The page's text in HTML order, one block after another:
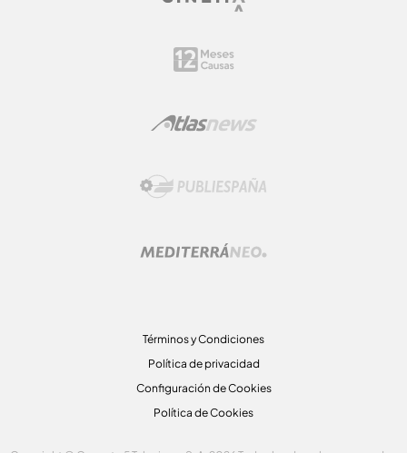
Términos y Condiciones
Política de privacidad
Configuración de Cookies
Política de Cookies